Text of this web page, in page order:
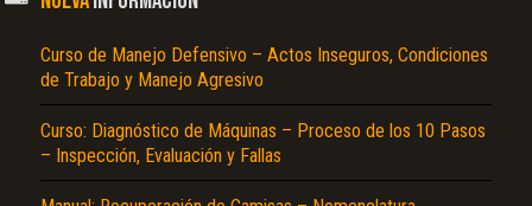
Curso de Manejo Defensivo – Actos Inseguros, Condiciones
de Trabajo y Manejo Agresivo
Curso: Diagnóstico de Máquinas – Proceso de los 10 Pasos
– Inspección, Evaluación y Fallas